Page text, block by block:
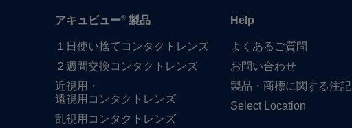
アキュビュー®製品
１日​使い捨て​​コンタクトレンズ
２週間交換コンタクトレンズ
近視用・
遠視用コンタクトレンズ
乱視用コンタクトレンズ
Help
よく​ある​ご質問
お問い​合わせ
製品・商標に​関する​注記
Select Location